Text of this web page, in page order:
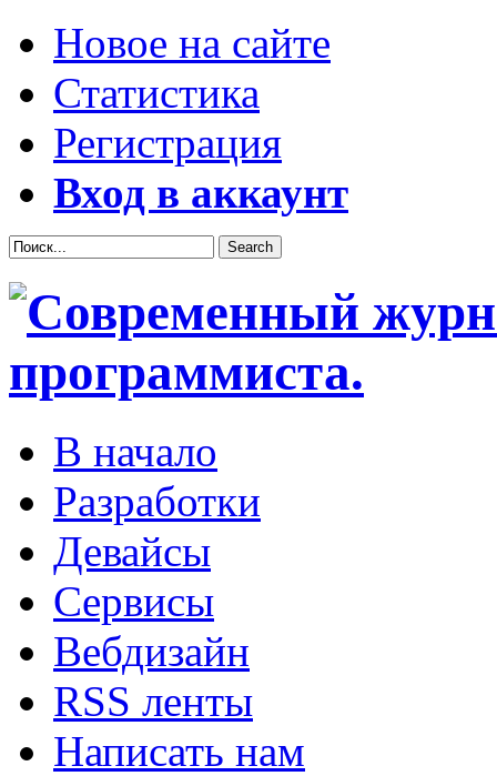
Новое на сайте
Статистика
Регистрация
Вход в аккаунт
В начало
Разработки
Девайсы
Сервисы
Вебдизайн
RSS ленты
Написать нам